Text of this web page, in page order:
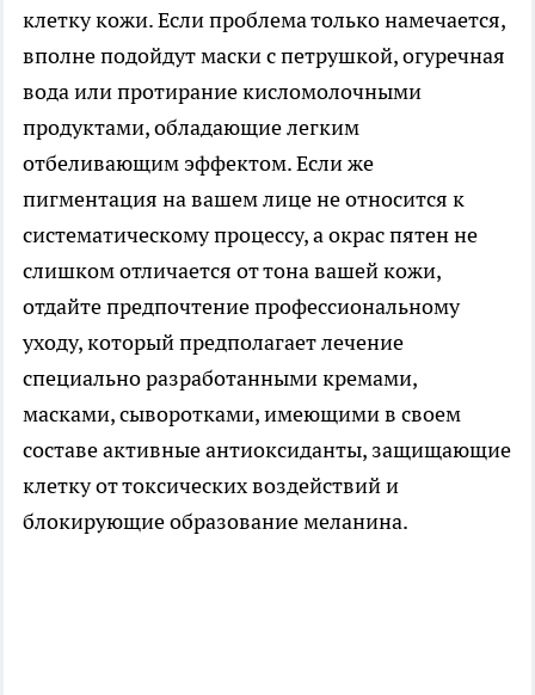
клетку кожи. Если проблема только намечается,
вполне подойдут маски с петрушкой, огуречная
вода или протирание кисломолочными
продуктами, обладающие легким
отбеливающим эффектом. Если же
пигментация на вашем лице не относится к
систематическому процессу, а окрас пятен не
слишком отличается от тона вашей кожи,
отдайте предпочтение профессиональному
уходу, который предполагает лечение
специально разработанными кремами,
масками, сыворотками, имеющими в своем
составе активные антиоксиданты, защищающие
клетку от токсических воздействий и
блокирующие образование меланина.